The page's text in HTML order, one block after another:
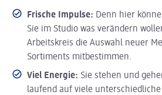
Frische Impulse: Denn hier
Sie im Studio was verändern
Arbeitskreis die Auswahl neuer
Sortiments mitbestimmen.
Viel Energie: Sie stehen und
laufend auf viele